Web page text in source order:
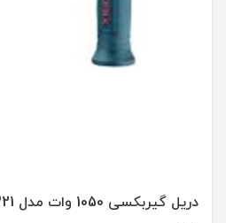
دریل گیربکسی 1050 وات مدل 2221 برند رونیکس